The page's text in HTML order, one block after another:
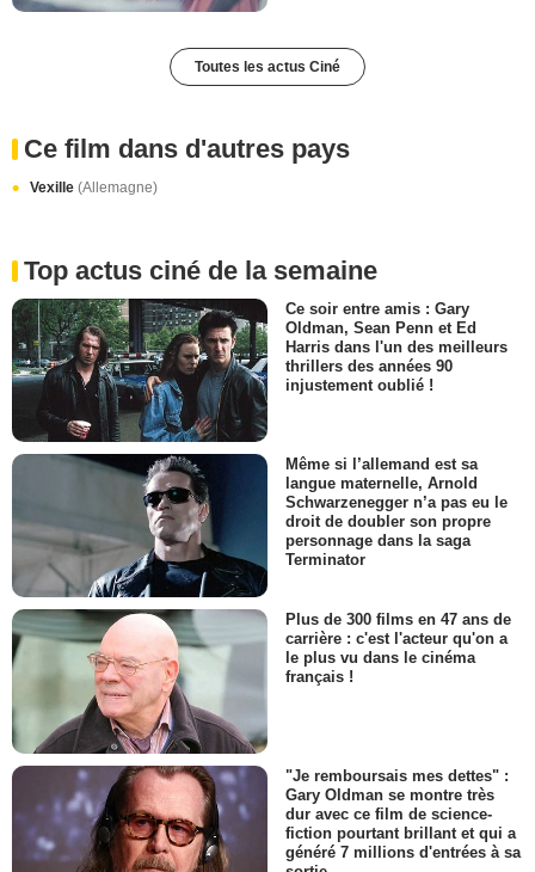
Toutes les actus Ciné
Ce film dans d'autres pays
Vexille (Allemagne)
Top actus ciné de la semaine
Ce soir entre amis : Gary
Oldman, Sean Penn et Ed
Harris dans l'un des meilleurs
thrillers des années 90
injustement oublié !
Même si l’allemand est sa
langue maternelle, Arnold
Schwarzenegger n’a pas eu le
droit de doubler son propre
personnage dans la saga
Terminator
Plus de 300 films en 47 ans de
carrière : c'est l'acteur qu'on a
le plus vu dans le cinéma
français !
"Je remboursais mes dettes" :
Gary Oldman se montre très
dur avec ce film de science-
fiction pourtant brillant et qui a
généré 7 millions d'entrées à sa